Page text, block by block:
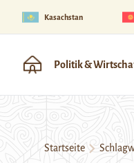
Kasachstan
Politik &
Startseite